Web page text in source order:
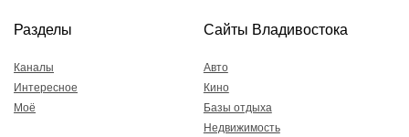
Разделы
Каналы
Интересное
Моё
Сайты Владивостока
Авто
Кино
Базы отдыха
Недвижимость